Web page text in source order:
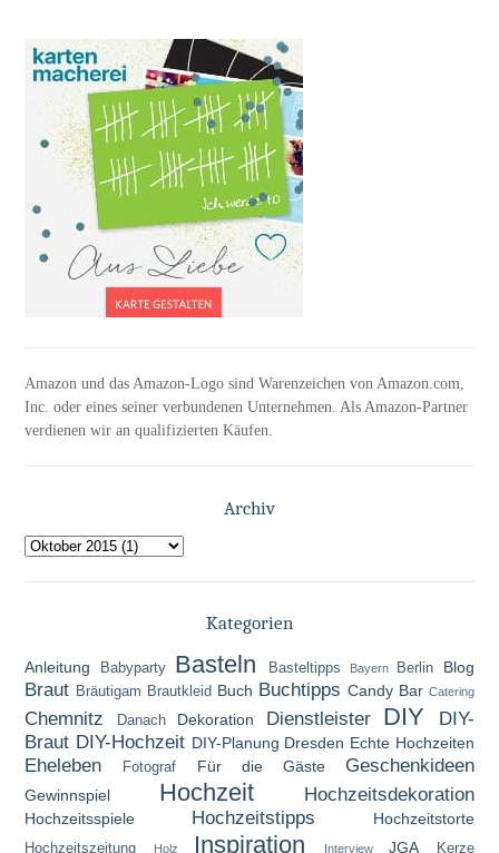
Amazon und das Amazon-Logo sind Warenzeichen von Amazon.com,
Inc. oder eines seiner verbundenen Unternehmen. Als Amazon-Partner
verdienen wir an qualifizierten Käufen.
Archiv
Kategorien
Anleitung Babyparty Basteln Basteltipps Bayern Berlin Blog
Braut Bräutigam Brautkleid Buch Buchtipps Candy Bar Catering
Chemnitz Danach Dekoration Dienstleister DIY
DIY-
Braut DIY-Hochzeit DIY-Planung Dresden Echte Hochzeiten
Eheleben Fotograf Für die Gäste Geschenkideen
Gewinnspiel Hochzeit Hochzeitsdekoration
Hochzeitsspiele Hochzeitstipps Hochzeitstorte
Hochzeitszeitung Holz Inspiration Interview JGA Kerze